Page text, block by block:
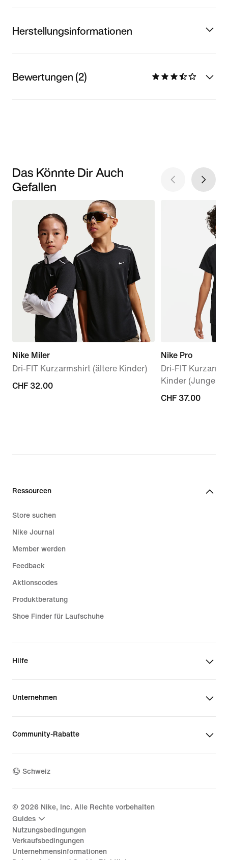
Herstellungsinformationen
Bewertungen (2)
Das Könnte Dir Auch
Gefallen
Nike Miler
Dri-FIT Kurzarmshirt (ältere Kinder)
CHF 32.00
CHF 32.00
Nike Pro
Dri-FIT
Kinder (Jungen)
CHF 37.00
CHF 37.00
Ressourcen
Store suchen
Nike Journal
Member werden
Feedback
Aktionscodes
Produktberatung
Shoe Finder für Laufschuhe
Hilfe
Unternehmen
Community-Rabatte
Schweiz
© 2026 Nike, Inc. Alle Rechte vorbehalten
Guides
Nutzungsbedingungen
Verkaufsbedingungen
Unternehmensinformationen